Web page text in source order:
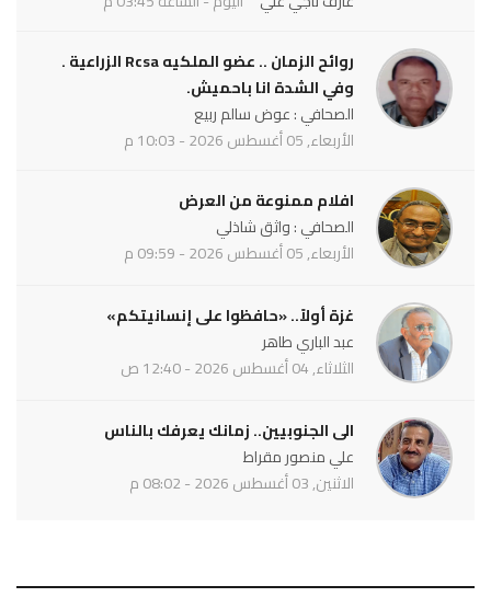
روائح الزمان .. عضو الملكيه Rcsa الزراعية .
وفي الشدة انا باحميش.
الصحافي : عوض سالم ربيع
الأربعاء, 05 أغسطس 2026 - 10:03 م
افلام ممنوعة من العرض
الصحافي : واثق شاذلي
الأربعاء, 05 أغسطس 2026 - 09:59 م
غزة أولاً.. «حافظوا على إنسانيتكم»
عبد الباري طاهر
الثلاثاء, 04 أغسطس 2026 - 12:40 ص
الى الجنوبيين.. زمانك يعرفك بالناس
علي منصور مقراط
الاثنين, 03 أغسطس 2026 - 08:02 م